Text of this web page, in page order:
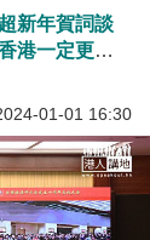
新年賀詞談
港一定更勝
01-01 16:30